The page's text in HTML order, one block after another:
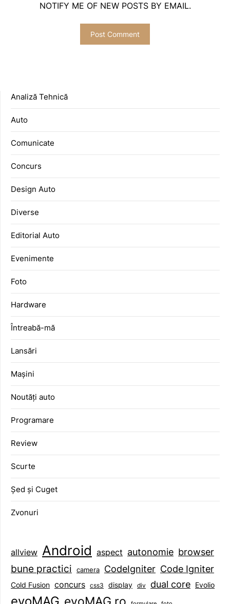
NOTIFY ME OF NEW POSTS BY EMAIL.
Analiză Tehnică
Auto
Comunicate
Concurs
Design Auto
Diverse
Editorial Auto
Evenimente
Foto
Hardware
Întreabă-mă
Lansări
Mașini
Noutăți auto
Programare
Review
Scurte
Șed și Cuget
Zvonuri
allview Android aspect autonomie browser
bune practici camera CodeIgniter Code Igniter
Cold Fusion concurs css3 display div dual core Evolio
evoMAG.ro